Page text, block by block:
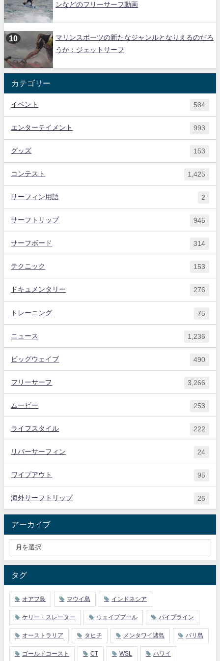
ンなどのフリーサーフ動画
マリンスポーツの新たなジャンルとなりえるのだろ
うか：ジェットサーフ
カテゴリー
イベント 584
エンターテイメント 993
グッズ 153
コンテスト 1,425
サーフィン用語 2
サーフトリップ 945
サーフボード 314
テクニック 153
ドキュメンタリー 276
トレーニング 75
ニュース 1,236
ビッグウェイブ 490
フリーサーフ 3,266
ムービー 253
ライフスタイル 222
リバーサーフィン 24
ワイプアウト 95
海外サーフトリップ 26
アーカイブ
タグ
オアフ島 マウイ島 インドネシア
ケリー・スレーター ウェイブプール パイプライン
オーストラリア タヒチ メンタワイ諸島 バリ島
ゴールドコースト CT WSL ハワイ